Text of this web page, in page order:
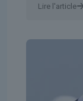
Lire l'article